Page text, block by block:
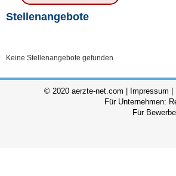
Stellenangebote
Keine Stellenangebote gefunden
© 2020 aerzte-net.com | Impressum
Für Unternehmen:
Für